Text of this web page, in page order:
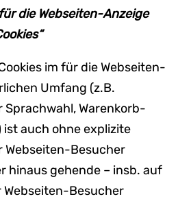
die Webseiten-Anzeige
im für die Webseiten-
Umfang (z.B.
Warenkorb-
auch ohne explizite
Webseiten-Besucher
hinaus gehende – insb. auf
Webseiten-Besucher